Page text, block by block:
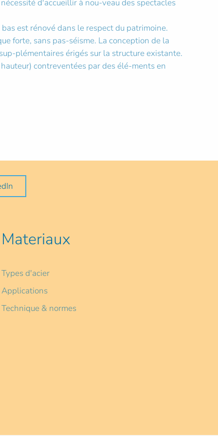
d'accueillir à nou-veau des spectacles
est rénové dans le respect du patrimoine.
forte, sans pas-séisme. La conception de la
plémentaires érigés sur la structure existante.
contreventées par des élé-ments en
Materiaux
Types d'acier
Applications
Technique & normes